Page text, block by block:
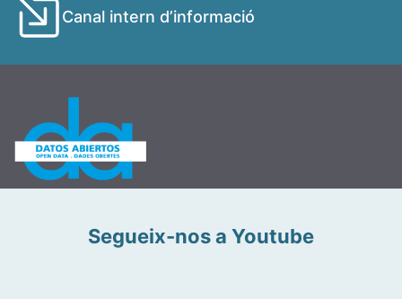
Canal intern d’informació
Segueix-nos a Youtube